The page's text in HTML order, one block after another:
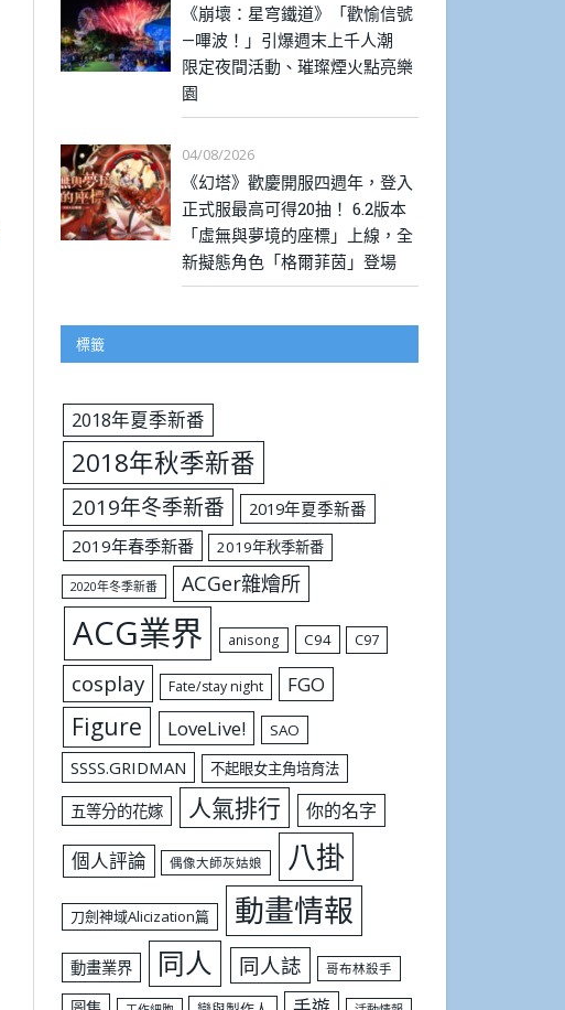
《崩壞：星穹鐵道》「歡愉信號
—嗶波！」引爆週末上千人潮
限定夜間活動、璀璨煙火點亮樂
園
04/08/2026
《幻塔》歡慶開服四週年，登入
正式服最高可得20抽！ 6.2版本
「虛無與夢境的座標」上線，全
新擬態角色「格爾菲茵」登場
標籤
2018年夏季新番
2018年秋季新番
2019年冬季新番
2019年夏季新番
2019年春季新番
2019年秋季新番
2020年冬季新番 ACGer雜燴所
ACG業界 anisong C94 C97
cosplay Fate/stay night FGO
Figure LoveLive! SAO
SSSS.GRIDMAN 不起眼女主角培育法
五等分的花嫁 人氣排行 你的名字
個人評論 偶像大師灰姑娘 八掛
刀劍神域Alicization篇 動畫情報
動畫業界 同人 同人誌 哥布林殺手